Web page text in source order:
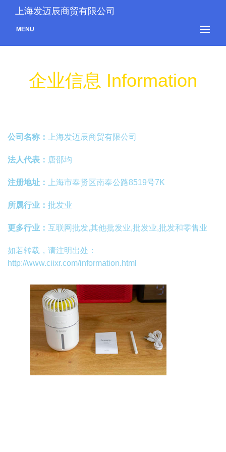
上海发迈辰商贸有限公司
MENU
企业信息 Information
公司名称： 上海发迈辰商贸有限公司
法人代表： 唐邵均
注册地址： 上海市奉贤区南奉公路8519号7K
所属行业： 批发业
更多行业： 互联网批发,其他批发业,批发业,批发和零售业
如若转载，请注明出处：
http://www.ciixr.com/information.html